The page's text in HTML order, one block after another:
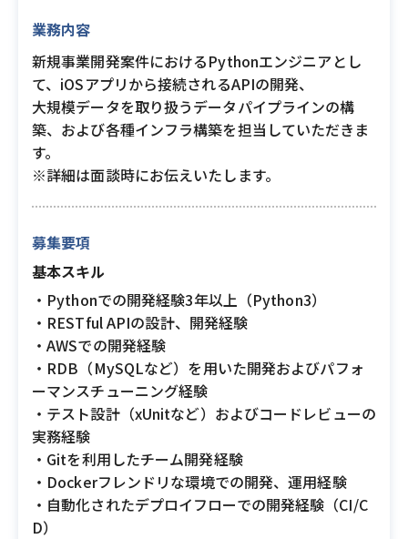
業務内容
新規事業開発案件におけるPythonエンジニアとし
て、iOSアプリから接続されるAPIの開発、
大規模データを取り扱うデータパイプラインの構
築、および各種インフラ構築を担当していただきま
す。
※詳細は面談時にお伝えいたします。
募集要項
基本スキル
・Pythonでの開発経験3年以上（Python3）
・RESTful APIの設計、開発経験
・AWSでの開発経験
・RDB（MySQLなど）を用いた開発およびパフォ
ーマンスチューニング経験
・テスト設計（xUnitなど）およびコードレビューの
実務経験
・Gitを利用したチーム開発経験
・Dockerフレンドリな環境での開発、運用経験
・自動化されたデプロイフローでの開発経験（CI/C
D）